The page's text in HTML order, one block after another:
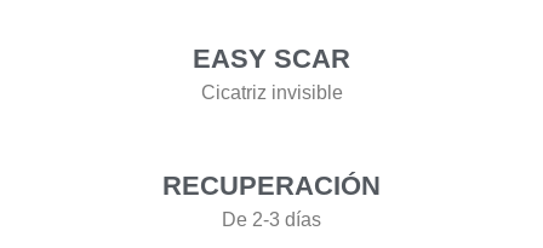
EASY SCAR
Cicatriz invisible
RECUPERACIÓN
De 2-3 días